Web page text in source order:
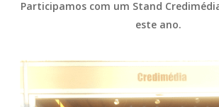
Participamos com um Stand
este ano.